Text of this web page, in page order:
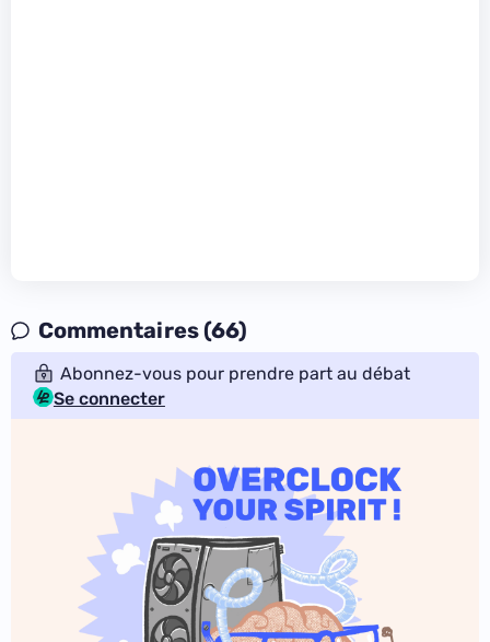
Commentaires (66)
Abonnez-vous pour prendre part au débat
Se connecter